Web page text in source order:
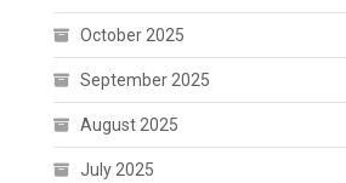
October 2025
September 2025
August 2025
July 2025